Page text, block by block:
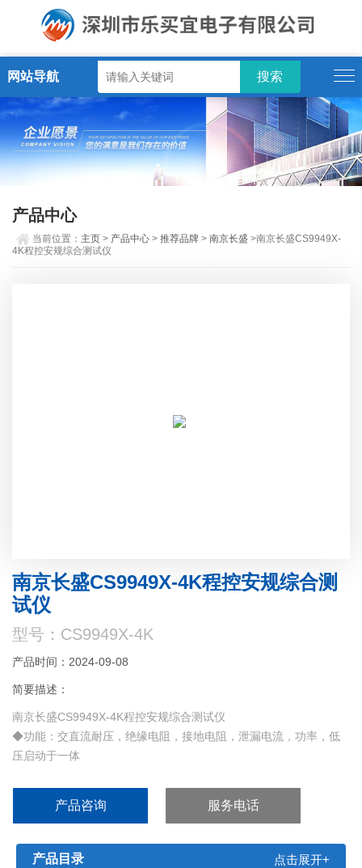
网站导航
产品中心
当前位置： 主页 > 产品中心 >推荐品牌 >南京长盛 >南京长盛CS9949X-
4K程控安规综合测试仪
南京长盛CS9949X-4K程控安规综合测
试仪
型号：CS9949X-4K
产品时间：2024-09-08
简要描述：
南京长盛CS9949X-4K程控安规综合测试仪
◆功能：交直流耐压，绝缘电阻，接地电阻，泄漏电流，功率，低
压启动于一体
◆泄漏测试时可显示功率
产品咨询 服务电话
产品目录 点击展开+